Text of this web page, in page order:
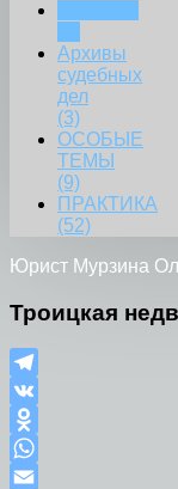
Архивы
судебных
дел
(3)
ОСОБЫЕ
ТЕМЫ
(9)
ПРАКТИКА
(52)
Юрист Мурзина
Троицкая
Telegram
VK
Odnoklassniki
WhatsApp